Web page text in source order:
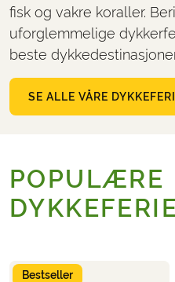
fisk og vakre koraller.
uforglemmelige
beste
SE ALLE VÅRE
POPULÆRE
Bestseller